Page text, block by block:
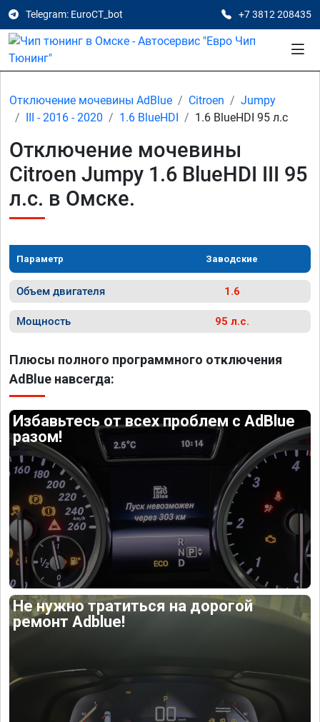
Telegram: EuroCT_bot +7 3812 208435
Отключение мочевины AdBlue Citroen
Jumpy
III - 2016 - 2020
1.6 BlueHDI 1.6 BlueHDI 95 л.с
Отключение мочевины
Citroen Jumpy 1.6 BlueHDI III 95
л.с. в Омске.
Параметр Заводские
Объем двигателя 1.6
Мощность 95 л.с.
Плюсы полного программного отключения
AdBlue навсегда:
Избавьтесь от всех проблем с AdBlue
разом!
Не нужно тратиться на дорогой
ремонт Adblue!